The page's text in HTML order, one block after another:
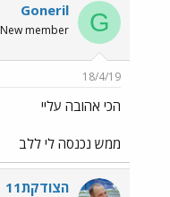
G
Goneril
New member
18/4/19
הכי אהובה עליי
ממש נכנסה לי ללב
הצודקת11